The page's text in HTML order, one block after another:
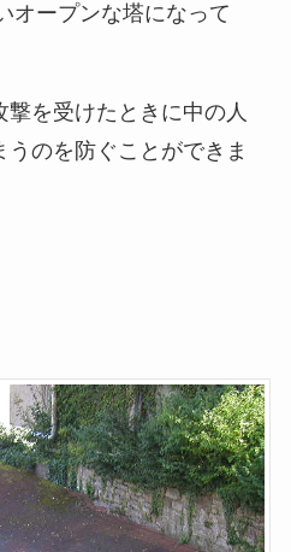
オープンな塔になって
を受けたときに中の人
のを防ぐことができま